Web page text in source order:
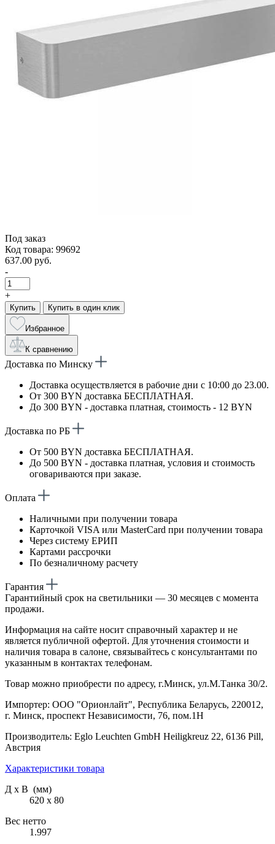
Под заказ
Код товара: 99692
637.00 руб.
-
+
Купить Купить в один клик
Избранное
К сравнению
Доставка по Минску
Доставка осуществляется в рабочие дни с 10:00 до 23.00.
От 300 BYN доставка БЕСПЛАТНАЯ.
До 300 BYN - доставка платная, стоимость - 12 BYN
Доставка по РБ
От 500 BYN доставка БЕСПЛАТНАЯ.
До 500 BYN - доставка платная, условия и стоимость
оговариваются при заказе.
Оплата
Наличными при получении товара
Карточкой VISA или MasterCard при получении товара
Через систему ЕРИП
Картами рассрочки
По безналичному расчету
Гарантия
Гарантийный срок на светильники — 30 месяцев с момента
продажи.
Информация на сайте носит справочный характер и не
является публичной офертой. Для уточнения стоимости и
наличия товара в салоне, связывайтесь с консультантами по
указанным в контактах телефонам.
Товар можно приобрести по адресу, г.Минск, ул.М.Танка 30/2.
Импортер: ООО "Орионлайт", Республика Беларусь, 220012,
г. Минск, проспект Независимости, 76, пом.1Н
Производитель: Eglo Leuchten GmbH Heiligkreuz 22, 6136 Pill,
Австрия
Характеристики товара
Д х В (мм)
620 х 80
Вес нетто
1.997